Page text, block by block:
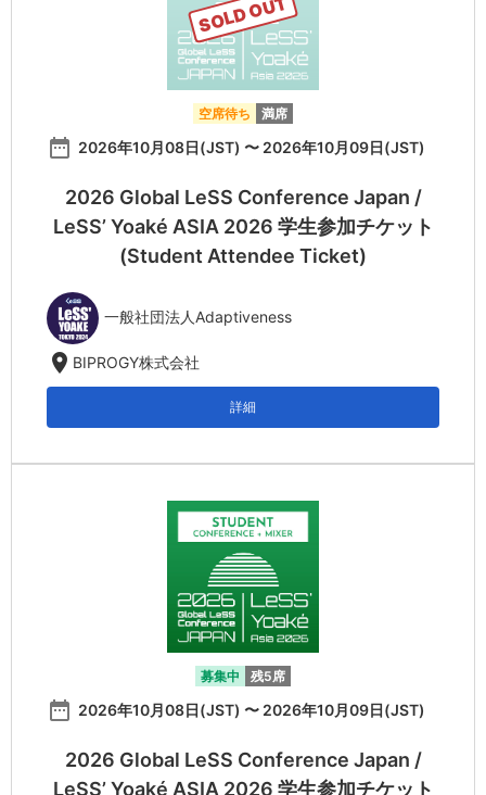
SOLD OUT
空席待ち 満席
date_range 2026年10月08日(JST) 〜 2026年10月09日(JST)
2026 Global LeSS Conference Japan /
LeSS’ Yoaké ASIA 2026 学生参加チケット
(Student Attendee Ticket)
一般社団法人Adaptiveness
location_on BIPROGY株式会社
詳細
募集中 残5席
date_range 2026年10月08日(JST) 〜 2026年10月09日(JST)
2026 Global LeSS Conference Japan /
LeSS’ Yoaké ASIA 2026 学生参加チケット